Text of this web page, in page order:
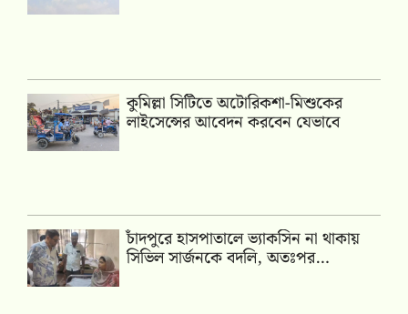
কুমিল্লা সিটিতে অটোরিকশা-মিশুকের
লাইসেন্সের আবেদন করবেন যেভাবে
চাঁদপুরে হাসপাতালে ভ্যাকসিন না থাকায়
সিভিল সার্জনকে বদলি, অতঃপর…